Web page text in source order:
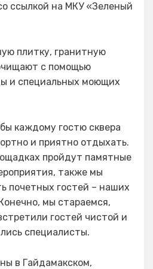
ссылкой на МКУ «Зеленый
плитку, гранитную
с помощью
и специальных моющих
каждому гостю сквера
и приятно отдыхать.
пройдут памятные
также мы
почетных гостей – наших
мы стараемся,
гостей чистой и
специалисты.
в Гайдамакском,